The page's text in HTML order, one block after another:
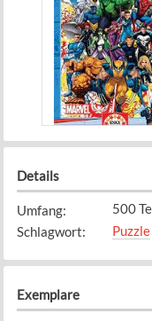
Details
Umfang:
500
Schlagwort: Puzzle
Exemplare